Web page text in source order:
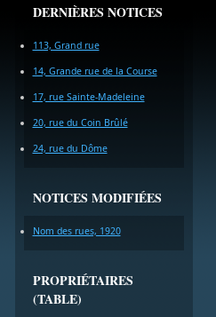
DERNIÈRES NOTICES
113, Grand rue
14, Grande rue de la Course
17, rue Sainte-Madeleine
20, rue du Coin Brûlé
24, rue du Dôme
NOTICES MODIFIÉES
Nom des rues, 1920
PROPRIÉTAIRES
(TABLE)